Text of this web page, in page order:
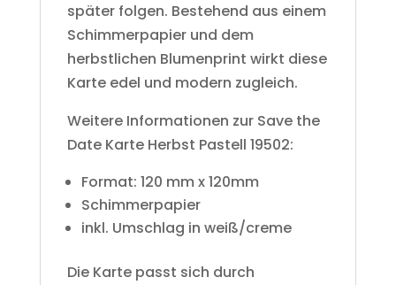
später folgen. Bestehend aus einem
Schimmerpapier und dem
herbstlichen Blumenprint wirkt diese
Karte edel und modern zugleich.
Weitere Informationen zur Save the
Date Karte Herbst Pastell 19502:
Format: 120 mm x 120mm
Schimmerpapier
inkl. Umschlag in weiß/creme
Die Karte passt sich durch